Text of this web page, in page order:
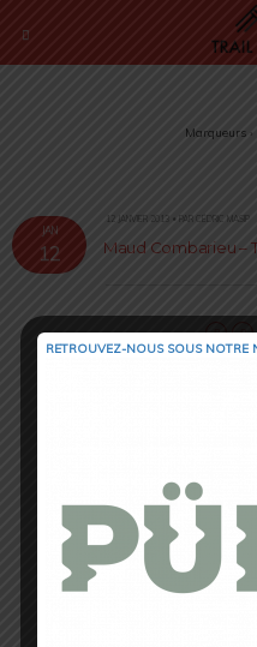
Marqueurs
JAN
12
12 JANVIER 2013 • PAR CÉDRIC MASIP
Maud Combarieu –
RETROUVEZ-NOUS SOUS NOTRE